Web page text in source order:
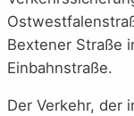
Bextener Straße
Einbahnstraße.
Der Verkehr, der